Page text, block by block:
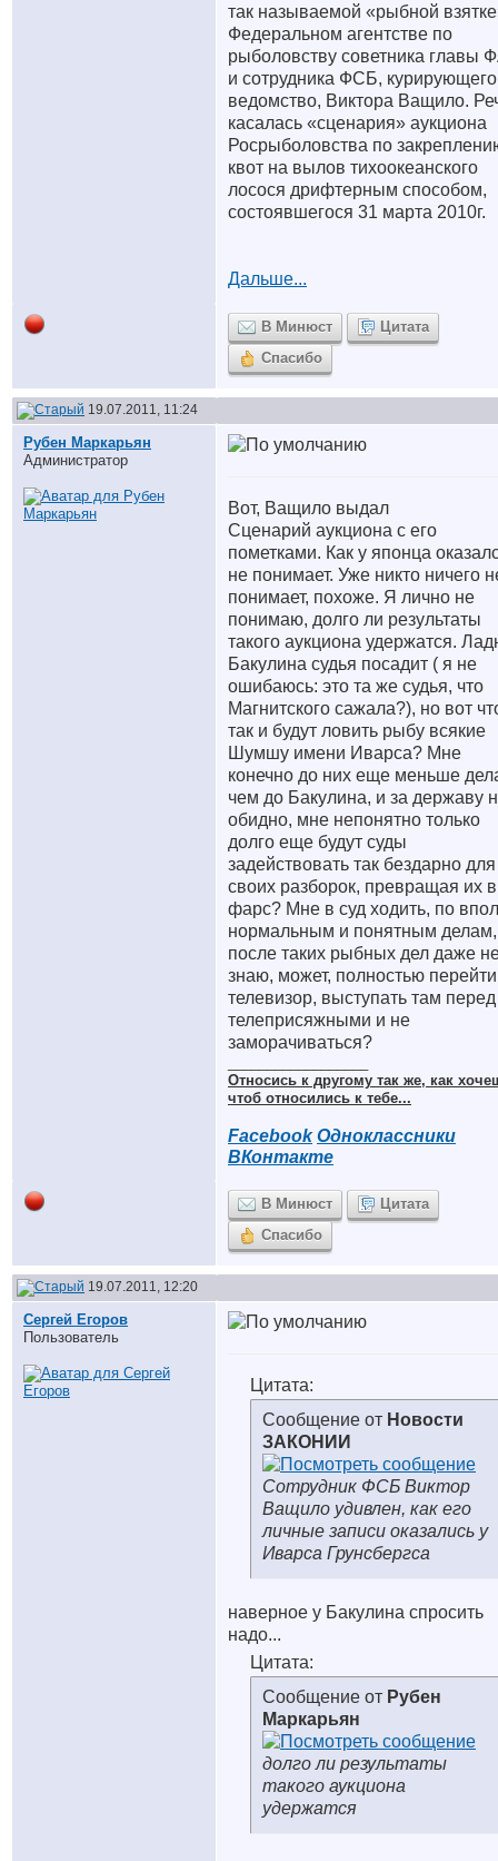
так называемой «рыбной
Федеральном агентстве по
рыболовству советника главы
и сотрудника ФСБ, курирующего
ведомство, Виктора Ващило.
касалась «сценария» аукциона
Росрыболовства по
квот на вылов тихоокеанского
лосося дрифтерным способом,
состоявшегося 31 марта 2010г.
Дальше...
В Минюст
Цитата
Спасибо
19.07.2011, 11:24
Рубен Маркарьян
Администратор
Вот, Ващило выдал
Сценарий аукциона с его
пометками. Как у японца
не понимает. Уже никто ничего
понимает, похоже. Я лично не
понимаю, долго ли результаты
такого аукциона удержатся.
Бакулина судья посадит ( я не
ошибаюсь: это та же судья, что
Магнитского сажала?), но вот
так и будут ловить рыбу всякие
Шумшу имени Иварса? Мне
конечно до них еще меньше
чем до Бакулина, и за державу
обидно, мне непонятно только
долго еще будут суды
задействовать так бездарно для
своих разборок, превращая их в
фарс? Мне в суд ходить, по
нормальным и понятным
после таких рыбных дел даже
знаю, может, полностью
телевизор, выступать там перед
телеприсяжными и не
заморачиваться?
Относись к другому так же, как
чтоб относились к тебе...
Facebook Одноклассники
ВКонтакте
В Минюст
Цитата
Спасибо
19.07.2011, 12:20
Сергей Егоров
Пользователь
Цитата:
Сообщение от Новости
ЗАКОНИИ
Сотрудник ФСБ Виктор
Ващило удивлен, как его
личные записи оказались у
Иварса Грунсбергса
наверное у Бакулина спросить
надо...
Цитата:
Сообщение от Рубен
Маркарьян
долго ли результаты
такого аукциона
удержатся